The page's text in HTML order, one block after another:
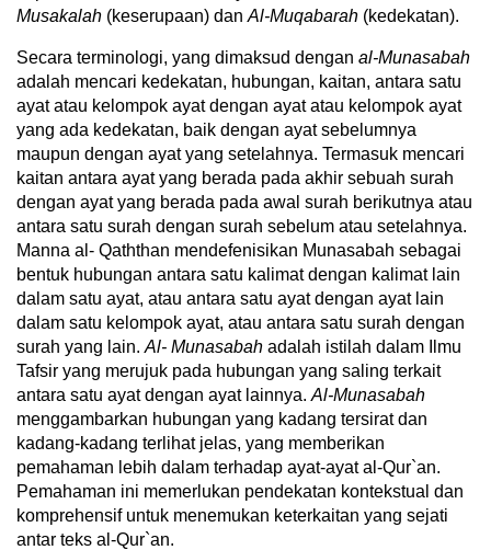
Musakalah (keserupaan) dan Al-Muqabarah (kedekatan).
Secara terminologi, yang dimaksud dengan al-Munasabah
adalah mencari kedekatan, hubungan, kaitan, antara satu
ayat atau kelompok ayat dengan ayat atau kelompok ayat
yang ada kedekatan, baik dengan ayat sebelumnya
maupun dengan ayat yang setelahnya. Termasuk mencari
kaitan antara ayat yang berada pada akhir sebuah surah
dengan ayat yang berada pada awal surah berikutnya atau
antara satu surah dengan surah sebelum atau setelahnya.
Manna al- Qaththan mendefenisikan Munasabah sebagai
bentuk hubungan antara satu kalimat dengan kalimat lain
dalam satu ayat, atau antara satu ayat dengan ayat lain
dalam satu kelompok ayat, atau antara satu surah dengan
surah yang lain. Al- Munasabah adalah istilah dalam Ilmu
Tafsir yang merujuk pada hubungan yang saling terkait
antara satu ayat dengan ayat lainnya. Al-Munasabah
menggambarkan hubungan yang kadang tersirat dan
kadang-kadang terlihat jelas, yang memberikan
pemahaman lebih dalam terhadap ayat-ayat al-Qur`an.
Pemahaman ini memerlukan pendekatan kontekstual dan
komprehensif untuk menemukan keterkaitan yang sejati
antar teks al-Qur`an.